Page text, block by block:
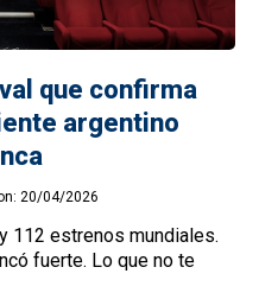
que confirma
argentino
20/04/2026
112 estrenos mundiales.
fuerte. Lo que no te